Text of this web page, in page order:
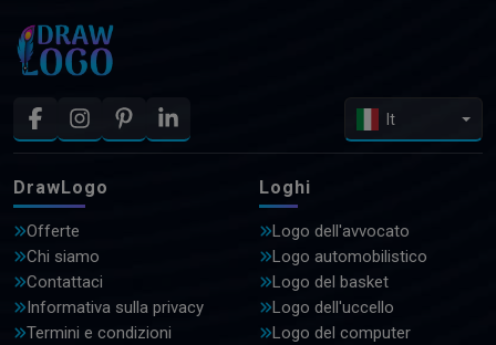
It
DrawLogo
Offerte
Chi siamo
Contattaci
Informativa sulla privacy
Termini e condizioni
Loghi
Logo dell'avvocato
Logo automobilistico
Logo del basket
Logo dell'uccello
Logo del computer